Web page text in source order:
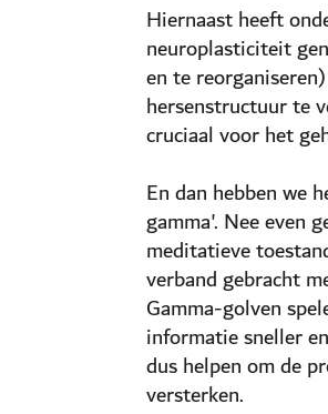
Hiernaast heeft
neuroplasticiteit
en te
hersenstructuur te
cruciaal voor het
En dan hebben we
gamma'. Nee even
meditatieve
verband gebracht
Gamma-golven
informatie sneller
dus helpen om de
versterken.